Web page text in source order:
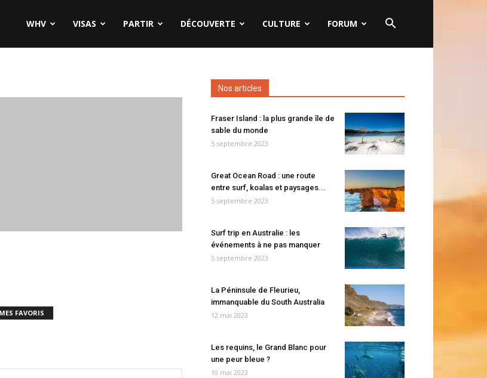
WHV VISAS PARTIR DÉCOUVERTE CULTURE FORUM
MES FAVORIS
Nos articles
Fraser Island : la plus grande île de
sable du monde
5 septembre 2023
Great Ocean Road : une route
entre surf, koalas et paysages...
5 septembre 2023
Surf trip en Australie : les
événements à ne pas manquer
5 septembre 2023
La Péninsule de Fleurieu,
immanquable du South Australia
12 mai 2023
Les requins, le Grand Blanc pour
une peur bleue ?
10 mai 2023